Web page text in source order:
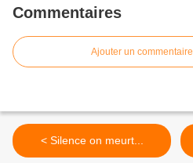
Commentaires
Ajouter un commentaire
< Silence on meurt...